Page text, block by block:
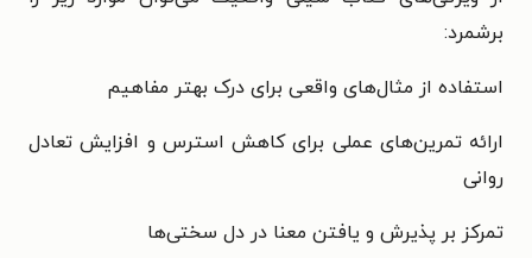
برشمرد:
استفاده از مثال‌های واقعی برای درک بهتر مفاهیم
ارائه تمرین‌های عملی برای کاهش استرس و افزایش تعادل
روانی
تمرکز بر پذیرش و یافتن معنا در دل سختی‌ها